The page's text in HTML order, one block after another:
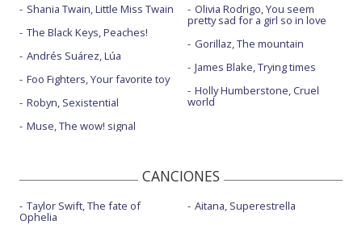
Shania Twain, Little Miss Twain
The Black Keys, Peaches!
Andrés Suárez, Lúa
Foo Fighters, Your favorite toy
Robyn, Sexistential
Muse, The wow! signal
Olivia Rodrigo, You seem
pretty sad for a girl so in love
Gorillaz, The mountain
James Blake, Trying times
Holly Humberstone, Cruel
world
CANCIONES
Taylor Swift, The fate of
Ophelia
Aitana, Superestrella